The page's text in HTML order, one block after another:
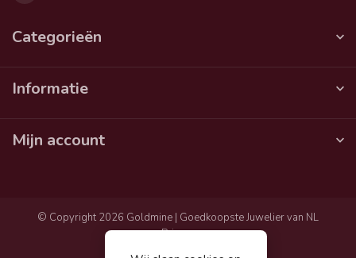
Categorieën
Informatie
Mijn account
© Copyright 2026 Goldmine | Goedkoopste Juwelier van NL
Privacy